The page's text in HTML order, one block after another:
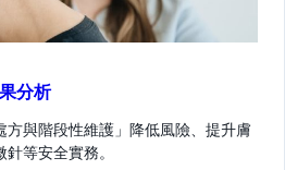
分析
與階段性維護」降低風險、提升膚
等安全實務。